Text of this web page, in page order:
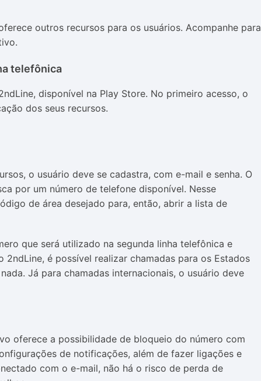
outros recursos para os usuários. Acompanhe para
telefônica
disponível na Play Store. No primeiro acesso, o
dos seus recursos.
o usuário deve se cadastra, com e-mail e senha. O
por um número de telefone disponível. Nesse
de área desejado para, então, abrir a lista de
que será utilizado na segunda linha telefônica e
é possível realizar chamadas para os Estados
Já para chamadas internacionais, o usuário deve
oferece a possibilidade de bloqueio do número com
de notificações, além de fazer ligações e
com o e-mail, não há o risco de perda de